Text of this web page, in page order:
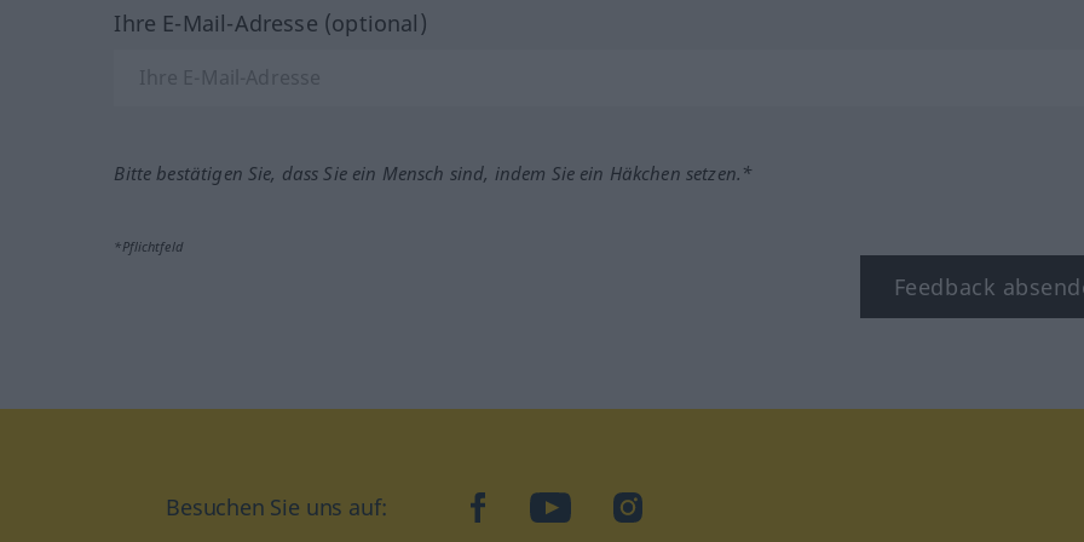
Ihre E-Mail-Adresse (optional)
Bitte bestätigen Sie, dass Sie ein Mensch sind, indem Sie ein Häkchen setzen.*
*Pflichtfeld
Feedback
Besuchen Sie uns auf: facebookYouTubeInstagram